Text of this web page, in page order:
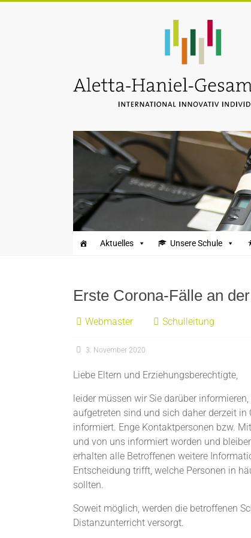
Gesamtschule
Aktuelles Unsere Schule
Erste Corona-Fälle an
Webmaster Schulleitung
3. November 2020
Liebe Eltern und Erziehungsberechtigte,
leider müssen wir Sie darüber
aufgetreten sind und sich daher derzeit
informiert. Enge Kontaktpersonen bzw.
und von uns informiert worden und
erhalten alle Betroffenen weitere
Entscheidung trifft, welche Personen in
sollten.
Soweit möglich, werden die betroffenen
Distanzunterricht versorgt.